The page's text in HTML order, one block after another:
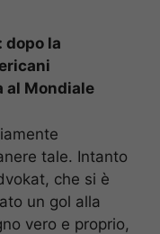
dopo la
al Mondiale
tale. Intanto
che si è
un gol alla
vero e proprio,